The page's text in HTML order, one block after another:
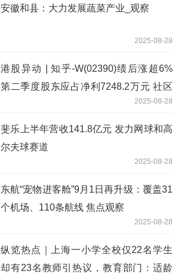
安徽和县：大力发展蔬菜产业_观察
2025-08-28
港股异动 | 知乎-W(02390)绩后涨超6%
第二季度股东应占净利7248.2万元 社区
2025-08-28
斐乐上半年营收141.8亿元 发力网球和高
尔夫球赛道
2025-08-28
东航“宠物进客舱”9月1日再升级：覆盖31
个机场、110条航线 焦点观察
2025-08-28
纵览热点｜上海一小学全校仅22名学生
却有23名教师引热议，教育部门：适龄